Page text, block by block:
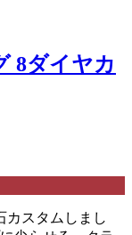
8ダイヤカ
カスタムしまし